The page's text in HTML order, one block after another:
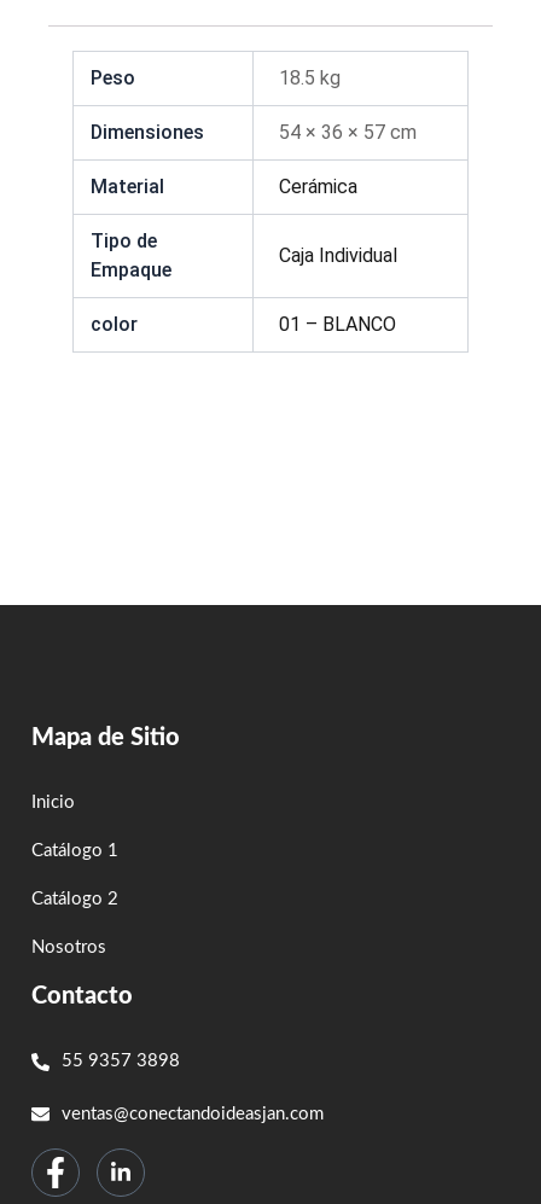
Peso 18.5 kg
Dimensiones 54 × 36 × 57 cm
Material Cerámica
Tipo de
Empaque
Caja Individual
color 01 – BLANCO
Mapa de Sitio
Inicio
Catálogo 1
Catálogo 2
Nosotros
Contacto
55 9357 3898
ventas@conectandoideasjan.com